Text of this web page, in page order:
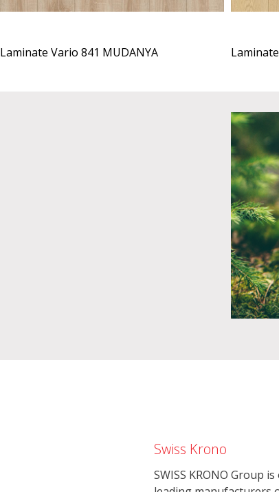
Laminate Vario 841 MUDANYA
Swiss Krono
SWISS KRONO Group